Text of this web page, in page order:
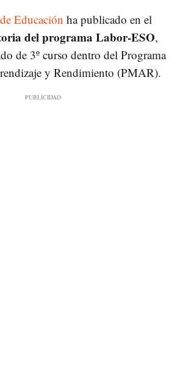
Educación ha publicado en el
del programa Labor-ESO,
de 3º curso dentro del Programa
y Rendimiento (PMAR).